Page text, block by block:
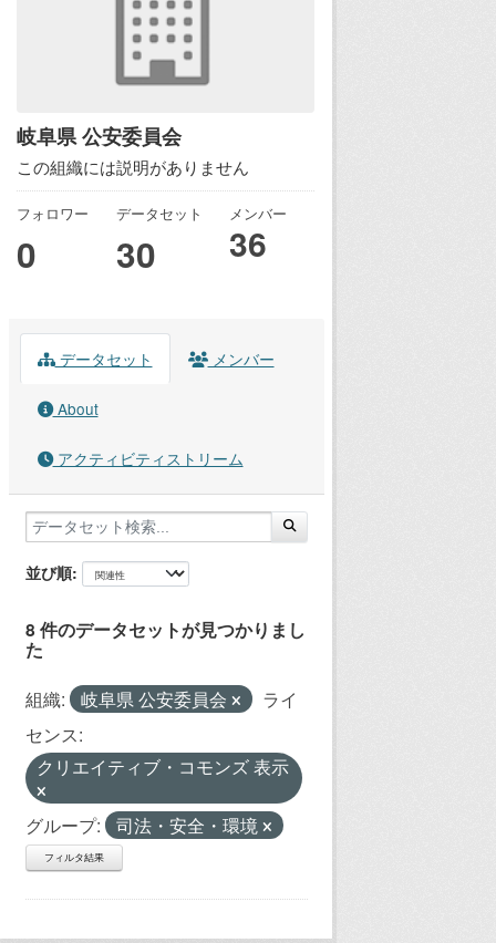
岐阜県 公安委員会
この組織には説明がありません
フォロワー
0
データセット
30
メンバー
36
データセット メンバー
About
アクティビティストリーム
並び順
8 件のデータセットが見つかりまし
た
組織: 岐阜県 公安委員会
ライ
センス:
クリエイティブ・コモンズ 表示
グループ: 司法・安全・環境
フィルタ結果